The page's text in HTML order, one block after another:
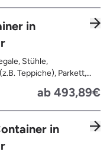
Holz, Fensterrahmen,
Jägerzaun
in
Stühle,
Teppiche), Parkett,
Türholz / Türen (ohne
Spielzeug, Bücher,
ab 493,89€
in